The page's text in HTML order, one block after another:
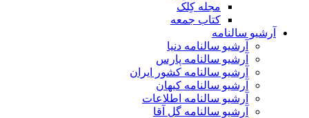
مجله کِلک
کتاب جمعه
آرشیو سالنامه
آرشیو سالنامه دنیا
آرشیو سالنامه پارس
آرشیو سالنامه کشور ایران
آرشیو سالنامه کیهان
آرشیو سالنامه اطلاعات
آرشیو سالنامه گل آقا